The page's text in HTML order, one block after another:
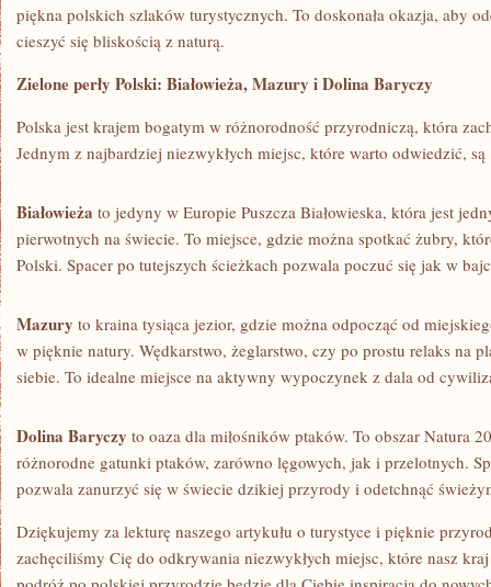
piękna polskich szlaków turystycznych. To doskonała okazja, aby
cieszyć się bliskością z naturą.
Zielone ⁤perły Polski: Białowieża, Mazury ⁣i Dolina⁣ Baryczy
Polska jest ⁤krajem bogatym ‍w różnorodność⁤ przyrodniczą, która
Jednym z najbardziej niezwykłych⁣ miejsc, które warto odwiedzić,‌ są
Białowieża to jedyny w Europie⁢ Puszcza Białowieska,⁢ która jest
pierwotnych​ na⁣ świecie. ‌To ‍miejsce,​ gdzie można spotkać żubry,
Polski. ⁣Spacer po tutejszych⁤ ścieżkach pozwala poczuć się jak w​
Mazury to kraina tysiąca⁢ jezior, gdzie można odpocząć od
w pięknie natury. Wędkarstwo, żeglarstwo, czy po ⁤prostu⁣ relaks na‍
siebie. To idealne miejsce​ na aktywny ⁣wypoczynek ⁣z dala ‌od
Dolina Baryczy to oaza ⁣dla miłośników ptaków. To obszar⁢ Natura
różnorodne gatunki ptaków, ‌zarówno⁤ lęgowych, jak i‌ przelotnych.
‍pozwala zanurzyć się w świecie dzikiej przyrody i‌ odetchnąć
Dziękujemy za lekturę naszego artykułu o turystyce i pięknie
zachęciliśmy Cię do ⁣odkrywania niezwykłych miejsc, ⁢które nasz